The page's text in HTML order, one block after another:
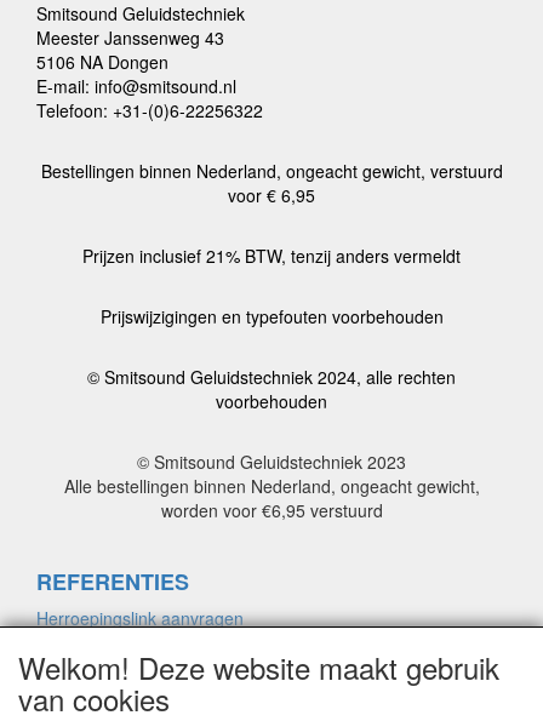
Smitsound Geluidstechniek
Meester Janssenweg 43
5106 NA Dongen
E-mail: info@smitsound.nl
Telefoon: +31-(0)6-22256322
Bestellingen binnen Nederland, ongeacht gewicht, verstuurd
voor € 6,95
Prijzen inclusief 21% BTW, tenzij anders vermeldt
Prijswijzigingen en typefouten voorbehouden
© Smitsound Geluidstechniek 2024, alle rechten
voorbehouden
© Smitsound Geluidstechniek 2023
Alle bestellingen binnen Nederland, ongeacht gewicht,
worden voor €6,95 verstuurd
REFERENTIES
Herroepingslink aanvragen
ALGEMENE VOORWAARDEN
Welkom! Deze website maakt gebruik
van cookies